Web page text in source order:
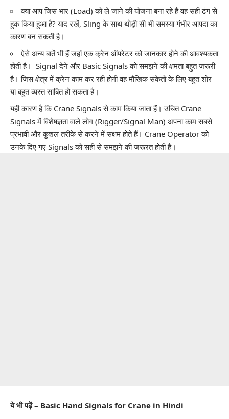
क्या आप जिस भार (Load) को ले जाने की योजना बना रहे हैं वह सही ढंग से
हुक किया हुआ है? याद रखें, Sling के साथ थोड़ी सी भी समस्या गंभीर आपदा का
कारण बन सकती है।
ऐसे अन्य बातें भी हैं जहां एक क्रेन ऑपरेटर को जानकार होने की आवश्यकता
होती है। Signal देने और Basic Signals को समझने की क्षमता बहुत जरूरी
है। जिस क्षेत्र में क्रेन काम कर रही होगी वह मौखिक संकेतों के लिए बहुत शोर
या बहुत व्यस्त साबित हो सकता है।
यही कारण है कि Crane Signals से काम किया जाता हैं। उचित Crane
Signalsमें विशेषज्ञता वाले लोग (Rigger/Signal Man) अपना काम सबसे
प्रभावी और कुशल तरीके से करने में सक्षम होते हैं। Crane Operator को
उनके दिए गए Signals को सही से समझने की जरूरत होती है।
ये भी पढ़ें – Basic Hand Signals for Crane in Hindi